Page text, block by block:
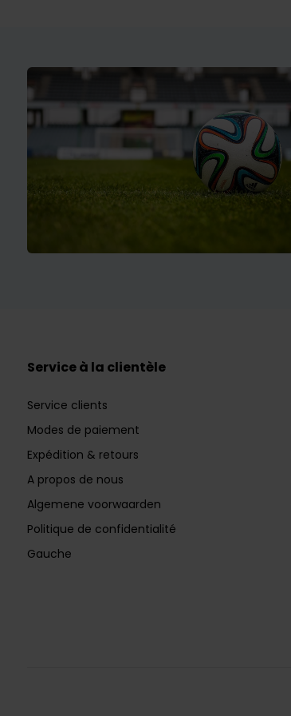
Service à la clientèle
Service clients
Modes de paiement
Expédition & retours
A propos de nous
Algemene voorwaarden
Politique de confidentialité
Gauche